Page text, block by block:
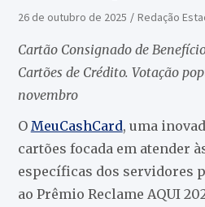
26 de outubro de 2025 Redação
Cartão Consignado de
Cartões de Crédito. Votação
novembro
O MeuCashCard, uma
cartões focada em atender
específicas dos servidores
ao Prêmio Reclame AQUI